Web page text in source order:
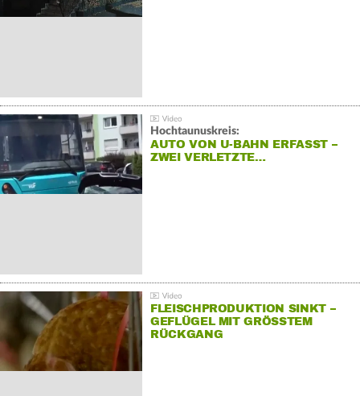
Hochtaunuskreis:
AUTO VON U-BAHN ERFASST –
ZWEI VERLETZTE…
FLEISCHPRODUKTION SINKT –
GEFLÜGEL MIT GRÖSSTEM R
ÜCKGANG